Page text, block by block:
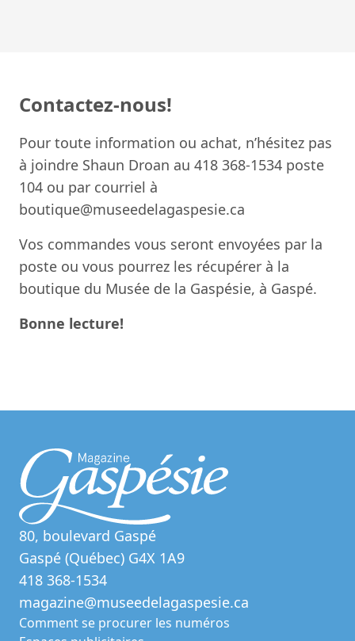
Contactez-nous!
Pour toute information ou achat, n’hésitez pas
à joindre Shaun Droan au 418 368-1534 poste
104 ou par courriel à
boutique@museedelagaspesie.ca
Vos commandes vous seront envoyées par la
poste ou vous pourrez les récupérer à la
boutique du Musée de la Gaspésie, à Gaspé.
Bonne lecture!
80, boulevard Gaspé
Gaspé (Québec) G4X 1A9
418 368-1534
magazine@museedelagaspesie.ca
Comment se procurer les numéros